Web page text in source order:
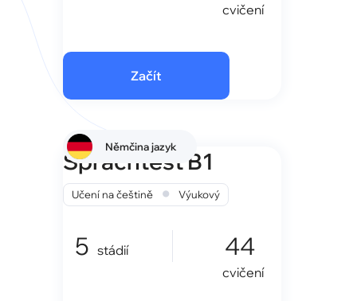
cvičení
Začít
Němčina jazyk
Sprachtest B1
Učení na češtině • Výukový
5 stádií 44
cvičení